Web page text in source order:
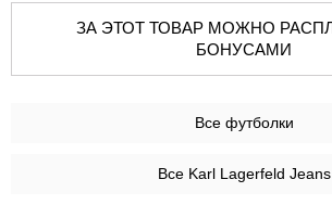
ЗА ЭТОТ ТОВАР МОЖНО РАСПЛАТИТЬСЯ
БОНУСАМИ
Все футболки
Все Karl Lagerfeld Jeans